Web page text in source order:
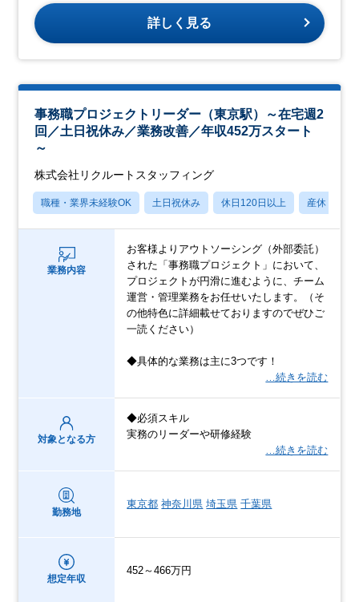
詳しく見る
事務職プロジェクトリーダー（東京駅）～在宅週2
回／土日祝休み／業務改善／年収452万スタート
～
株式会社リクルートスタッフィング
職種・業界未経験OK 土日祝休み 休日120日以上 産休・育休
業務内容
お客様よりアウトソーシング（外部委託）
された「事務職プロジェクト」において、
プロジェクトが円滑に進むように、チーム
運営・管理業務をお任せいたします。（そ
の他特色に詳細載せておりますのでぜひご
一読ください）
◆具体的な業務は主に3つです！
…続きを読む
対象となる方
◆必須スキル
実務のリーダーや研修経験
…続きを読む
勤務地
東京都 神奈川県 埼玉県 千葉県
想定年収
452～466万円